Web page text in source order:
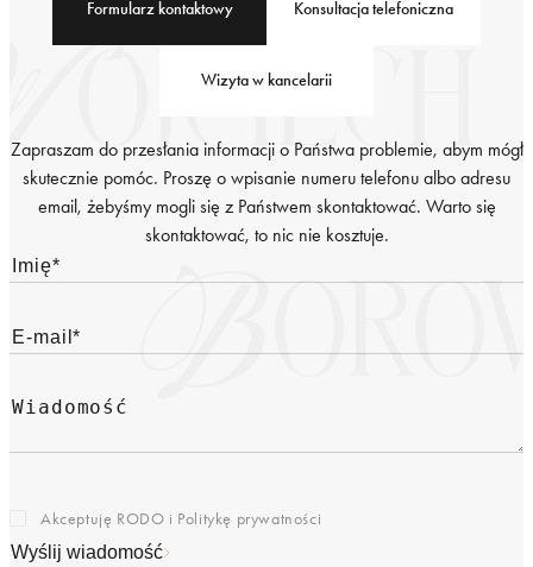
Formularz kontaktowy Konsultacja telefoniczna
Wizyta w kancelarii
Zapraszam do przesłania informacji o Państwa problemie, abym mógł
skutecznie pomóc. Proszę o wpisanie numeru telefonu albo adresu
email, żebyśmy mogli się z Państwem skontaktować. Warto się
skontaktować, to nic nie kosztuje.
Akceptuję RODO i Politykę prywatności
Wyślij wiadomość